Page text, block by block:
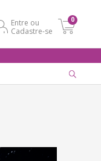
Entre ou
Cadastre-se
0